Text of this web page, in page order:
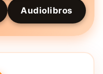
Audiolibros